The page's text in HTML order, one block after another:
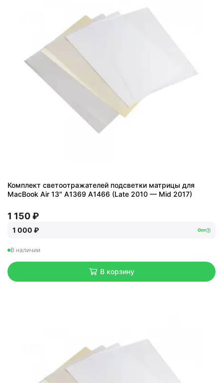
Комплект светоотражателей подсветки матрицы для
MacBook Air 13″ A1369 A1466 (Late 2010 — Mid 2017)
1 150 ₽
1 000 ₽ Опт
В наличии
В корзину